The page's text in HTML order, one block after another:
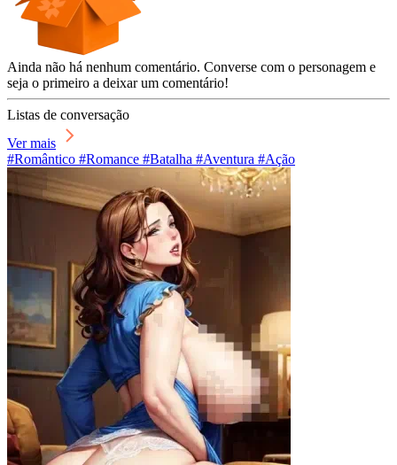
Ainda não há nenhum comentário. Converse com o personagem e
seja o primeiro a deixar um comentário!
Listas de conversação
Ver mais
#Romântico #Romance #Batalha #Aventura #Ação